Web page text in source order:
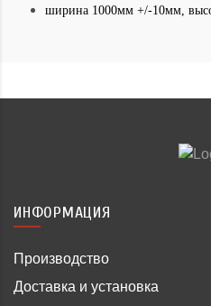
ширина 1000мм +/-10мм,
ИНФОРМАЦИЯ
Производство
Доставка и установка